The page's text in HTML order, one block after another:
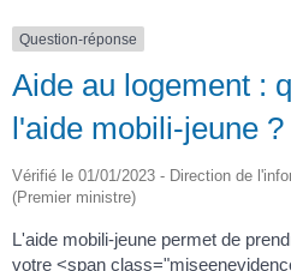
Question-réponse
Aide au logement :
l'aide mobili-jeune ?
Vérifié le 01/01/2023 - Direction de
(Premier ministre)
L'aide mobili-jeune permet de
votre <span